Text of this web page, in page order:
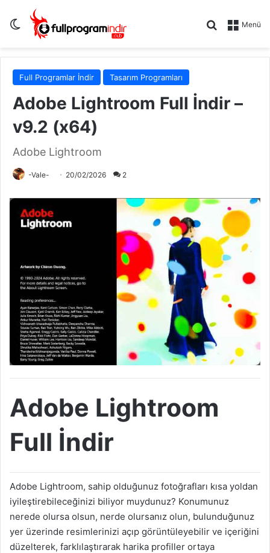
Dış görünümü değiştir Menü
Arama yap
Full Programlar İndir Tasarım Programları
Adobe Lightroom Full İndir –
v9.2 (x64)
Adobe Lightroom
-Vale- 20/02/2026 2
Adobe Lightroom
Full İndir
Adobe Lightroom, sahip olduğunuz fotoğrafları kısa yoldan
iyileştirebileceğinizi biliyor muydunuz? Konumunuz
nerede olursa olsun, nerde olursanız olun, bulunduğunuz
yer üzerinde resimlerinizi açıp görüntüleyebilir ve içeriğini
düzelterek, farklılaştırarak harika profiller ortaya